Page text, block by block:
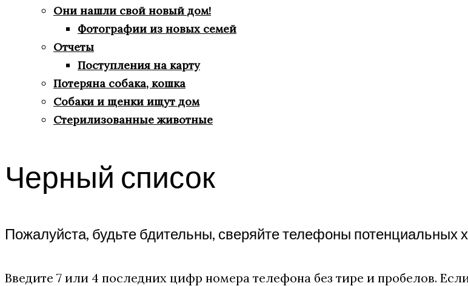
Они нашли свой новый дом!
Фотографии из новых семей
Отчеты
Поступления на карту
Потеряна собака, кошка
Собаки и щенки ищут дом
Стерилизованные животные
Черный список
Пожалуйста, будьте бдительны, сверяйте телефоны потенциальных
Введите 7 или 4 последних цифр номера телефона без тире и пробелов.